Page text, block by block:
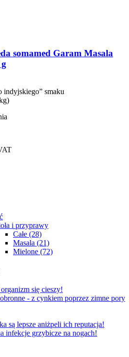
somamed Garam Masala
indyjskiego” smaku
i przyprawy
Całe (28)
Masala (21)
Mielone (72)
się cieszy!
- z cynkiem poprzez zimne pory
są lepsze aniżpeli ich reputacja!
infekcje grzybicze na nogach!